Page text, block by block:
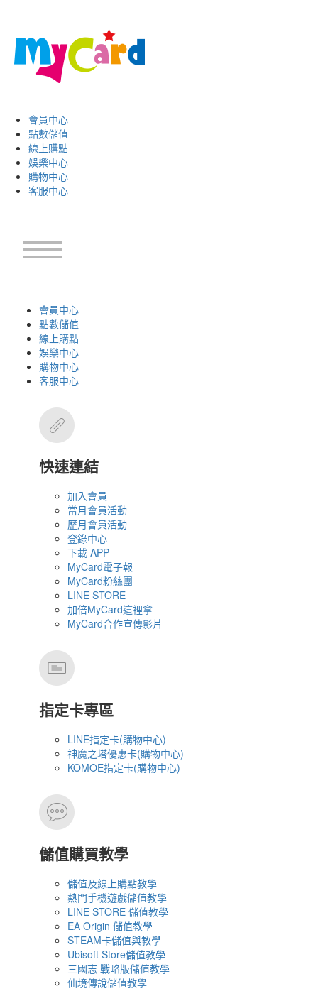
會員中心
點數儲值
線上購點
娛樂中心
購物中心
客服中心
會員中心
點數儲值
線上購點
娛樂中心
購物中心
客服中心
快速連結
加入會員
當月會員活動
歷月會員活動
登錄中心
下載 APP
MyCard電子報
MyCard粉絲團
LINE STORE
加倍MyCard這裡拿
MyCard合作宣傳影片
指定卡專區
LINE指定卡(購物中心)
神魔之塔優惠卡(購物中心)
KOMOE指定卡(購物中心)
儲值購買教學
儲值及線上購點教學
熱門手機遊戲儲值教學
LINE STORE 儲值教學
EA Origin 儲值教學
STEAM卡儲值與教學
Ubisoft Store儲值教學
三國志 戰略版儲值教學
仙境傳說儲值教學